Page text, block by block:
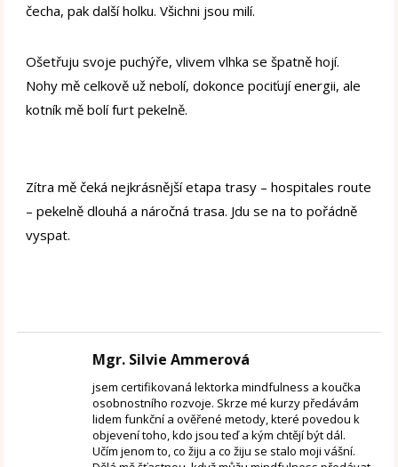
čecha, pak další holku. Všichni jsou milí.
Ošetřuju svoje puchýře, vlivem vlhka se špatně hojí.
Nohy mě celkově už nebolí, dokonce pociťují energii, ale
kotník mě bolí furt pekelně.
Zítra mě čeká nejkrásnější etapa trasy – hospitales route
– pekelně dlouhá a náročná trasa. Jdu se na to pořádně
vyspat.
Mgr. Silvie Ammerová
jsem certifikovaná lektorka mindfulness a koučka
osobnostního rozvoje. Skrze mé kurzy předávám
lidem funkční a ověřené metody, které povedou k
objevení toho, kdo jsou teď a kým chtějí být dál.
Učím jenom to, co žiju a co žiju se stalo moji vášní.